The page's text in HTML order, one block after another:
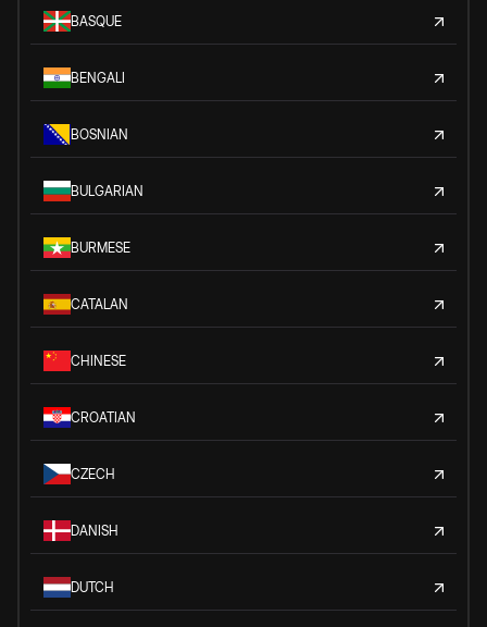
BASQUE
BENGALI
BOSNIAN
BULGARIAN
BURMESE
CATALAN
CHINESE
CROATIAN
CZECH
DANISH
DUTCH